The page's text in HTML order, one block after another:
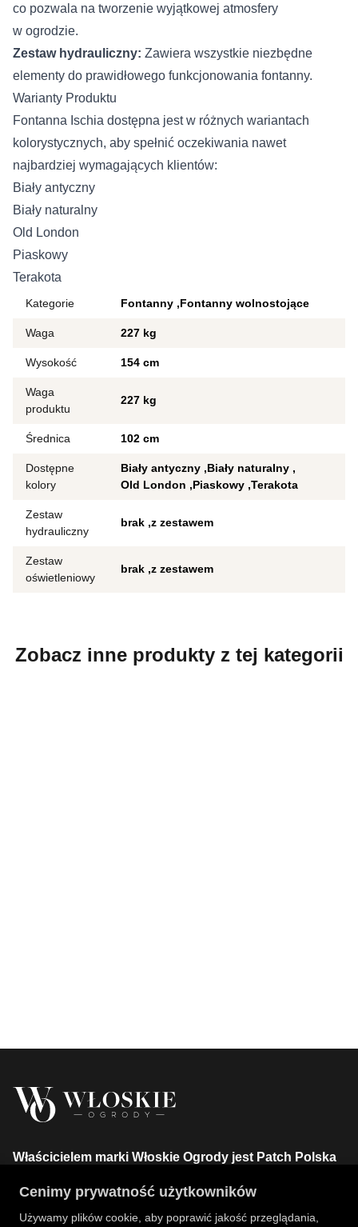
co pozwala na tworzenie wyjątkowej atmosfery
w ogrodzie.
Zestaw hydrauliczny: Zawiera wszystkie niezbędne
elementy do prawidłowego funkcjonowania fontanny.
Warianty Produktu
Fontanna Ischia dostępna jest w różnych wariantach
kolorystycznych, aby spełnić oczekiwania nawet
najbardziej wymagających klientów:
Biały antyczny
Biały naturalny
Old London
Piaskowy
Terakota
Kategorie Fontanny Fontanny wolnostojące
Waga 227 kg
Wysokość 154 cm
Waga
produktu
227 kg
Średnica 102 cm
Dostępne
kolory
Biały antyczny Biały naturalny
Old London
Piaskowy Terakota
Zestaw
hydrauliczny
brak z zestawem
Zestaw
oświetleniowy
brak z zestawem
Zobacz inne produkty z tej kategorii
Właścicielem marki Włoskie Ogrody jest Patch Polska
+48 734 106 149
info@wloskie-ogrody.pl
Cenimy prywatność użytkowników
Używamy plików cookie, aby poprawić jakość przeglądania,